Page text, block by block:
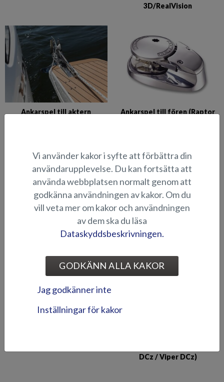
3D/RealVision
Ankarspel till aktern
Ankarspel till fören (Raptor
Ankarspel till fören (Viper
DC)
Armstöd (Eagle BR)
DCz / Viper DCz)
Vi använder kakor i syfte att förbättra din
användarupplevelse. Du kan fortsätta att
använda webbplatsen normalt genom att
godkänna användningen av kakor. Om du
vill veta mer om kakor och användningen
av dem ska du läsa
Dataskyddsbeskrivningen.
GODKÄNN ALLA KAKOR
Jag godkänner inte
Inställningar för kakor